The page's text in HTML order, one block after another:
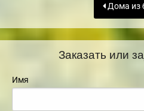
Дома из
Заказать или
Имя